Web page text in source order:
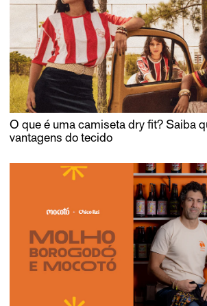
O que é uma camiseta dry fit? Saiba
vantagens do tecido